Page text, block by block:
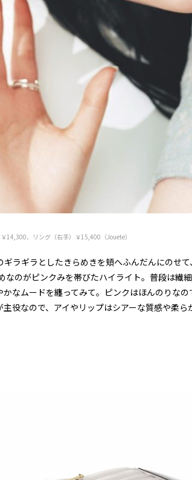
14,300、リング（右手）￥15,400（Jouete）
ギラギラとしたきらめきを頬へふんだんにのせ
なのがピンクみを帯びたハイライト。普段は繊
かなムードを纏ってみて。ピンクはほんのりな
役なので、アイやリップはシアーな質感や柔ら